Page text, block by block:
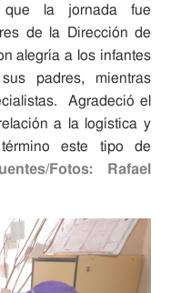
que la jornadafue
de la Dirección de
alegría a los infantes
padres, mientras
Agradeció el
a la logística y
este tipo de
Fotos: Rafael